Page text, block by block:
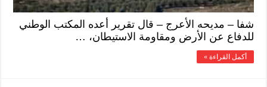
شفا – مديحه الأعرج – قال تقرير أعده المكتب الوطني
للدفاع عن الأرض ومقاومة الاستيطان، …
أكمل القراءة »